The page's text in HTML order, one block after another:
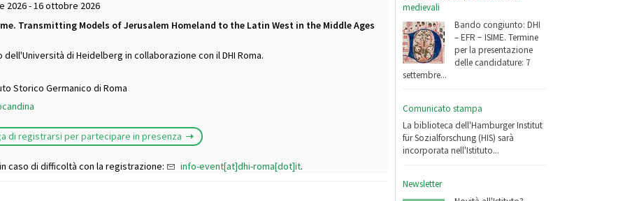
medievali
Bando congiunto: DHI
– EFR − ISIME. Termine
per la presentazione
delle candidature: 7
settembre...
Comunicato stampa
La biblioteca dell'Hamburger Institut
für Sozialforschung (HIS) sarà
incorporata nell'Istituto...
Newsletter
2026 - 16 ottobre 2026
Transmitting Models of Jerusalem Homeland to the Latin West in the Middle Ages
dell'Università di Heidelberg in collaborazione con il DHI Roma.
Storico Germanico di Roma
di registrarsi per partecipare in presenza
caso di difficoltà con la registrazione: info-event[at]dhi-roma[dot]it.